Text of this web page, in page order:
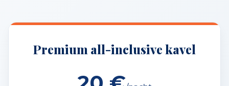
Premium all-inclusive kavel